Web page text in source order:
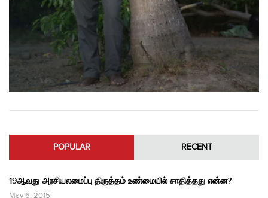
POPULAR RECENT
19ஆவது அரசியலமைப்பு திருத்தம் உண்மையில் சாதித்தது என்ன?
May 6, 2015